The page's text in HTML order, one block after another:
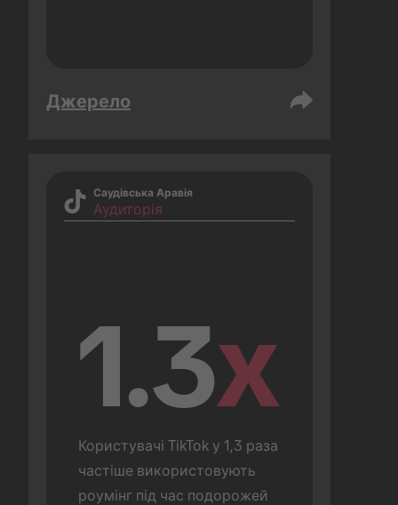
Джерело
Саудівська Аравія
Аудиторія
1.3x
Користувачі TikTok у 1,3 раза
частіше використовують
роумінг під час подорожей